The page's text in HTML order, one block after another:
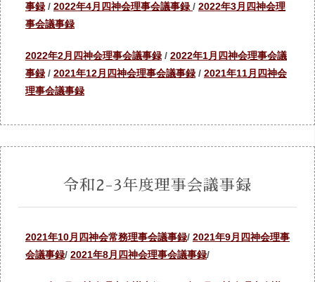
事録 / 2022年4月四神会理事会議事録 / 2022年3月四神会理
事会議事録
2022年2月四神会理事会議事録 / 2022年1月四神会理事会議
事録 / 2021年12月四神会理事会議事録 / 2021年11月四神会
理事会議事録
令和2-3年度理事会議事録
2021年10月四神会常務理事会議事録/ 2021年9月四神会理事
会議事録/ 2021年8月四神会理事会議事録/